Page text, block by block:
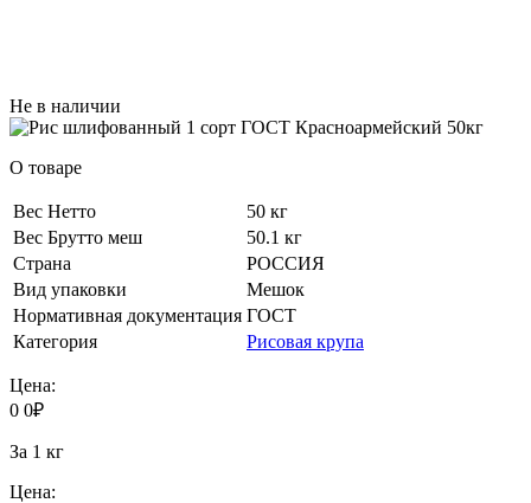
Не в наличии
О товаре
Вес Нетто
50 кг
Вес Брутто меш
50.1 кг
Страна
РОССИЯ
Вид упаковки
Мешок
Нормативная документация ГОСТ
Категория
Рисовая крупа
Цена:
0 0₽
За 1 кг
Цена: